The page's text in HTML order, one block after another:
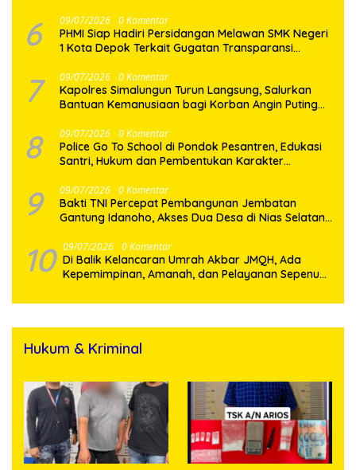
6 09/07/2026 0 Komentar
PHMI Siap Hadiri Persidangan Melawan SMK Negeri
1 Kota Depok Terkait Gugatan Transparansi
7 09/07/2026 0 Komentar
Kapolres Simalungun Turun Langsung, Salurkan
Bantuan Kemanusiaan bagi Korban Angin Puting
8 09/07/2026 0 Komentar
Police Go To School di Pondok Pesantren, Edukasi
Santri, Hukum dan Pembentukan Karakter
9 09/07/2026 0 Komentar
Bakti TNI Percepat Pembangunan Jembatan
Gantung Idanoho, Akses Dua Desa di Nias Selatan
10 09/07/2026 0 Komentar
Di Balik Kelancaran Umrah Akbar JMQH, Ada
Kepemimpinan, Amanah, dan Pelayanan Sepenuh
Hukum & Kriminal